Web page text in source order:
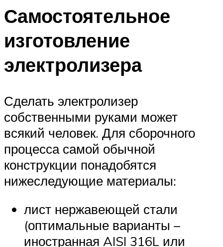
Самостоятельное
изготовление
электролизера
Сделать электролизер
собственными руками может
всякий человек. Для сборочного
процесса самой обычной
конструкции понадобятся
нижеследующие материалы:
лист нержавеющей стали
(оптимальные варианты –
иностранная AISI 316L или